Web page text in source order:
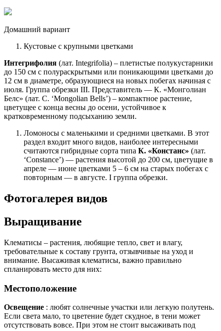
Домашний вариант
Кустовые с крупными цветками
Интегрифолия (лат. Integrifolia) – плетистые полукустарники
до 150 см с полураскрытыми или поникающими цветками до
12 см в диаметре, образующиеся на новых побегах начиная с
июля. Группа обрезки III. Представитель — К. «Монголиан
Белс» (лат. C. ‘Mongolian Bells’) – компактное растение,
цветущее с конца весны до осени, устойчивое к
кратковременному подсыханию земли.
Ломоносы с маленькими и средними цветками. В этот
раздел входит много видов, наиболее интересными
считаются гибридные сорта типа К. «Констанс» (лат.
‘Constance’) — растения высотой до 200 см, цветущие в
апреле — июне цветками 5 – 6 см на старых побегах с
повторным — в августе. I группа обрезки.
Фотогалерея видов
Выращивание
Клематисы – растения, любящие тепло, свет и влагу,
требовательные к составу грунта, отзывчивые на уход и
внимание. Высаживая клематисы, важно правильно
спланировать место для них:
Местоположение
Освещение : любят солнечные участки или легкую полутень.
Если света мало, то цветение будет скудное, в тени может
отсутствовать вовсе. При этом не стоит высаживать под